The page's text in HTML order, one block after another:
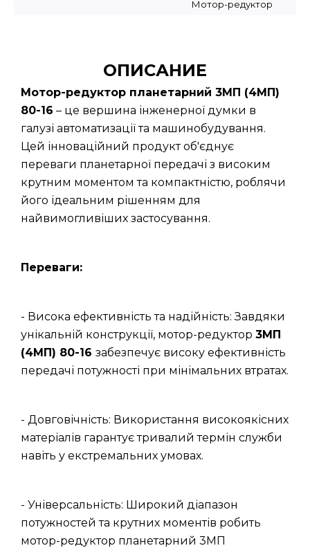
Мотор-редуктор
ОПИСАНИЕ
Мотор-редуктор планетарний 3МП (4МП)
80-16 – це вершина інженерної думки в
галузі автоматизації та машинобудування.
Цей інноваційний продукт об'єднує
переваги планетарної передачі з високим
крутним моментом та компактністю, роблячи
його ідеальним рішенням для
найвимогливіших застосування.
Переваги:
- Висока ефективність та надійність: Завдяки
унікальній конструкції, мотор-редуктор 3МП
(4МП) 80-16 забезпечує високу ефективність
передачі потужності при мінімальних втратах.
- Довговічність: Використання високоякісних
матеріалів гарантує тривалий термін служби
навіть у екстремальних умовах.
- Універсальність: Широкий діапазон
потужностей та крутних моментів робить
мотор-редуктор планетарний 3МП